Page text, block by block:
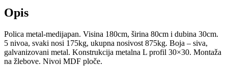
Opis
Polica metal-medijapan. Visina 180cm, širina 80cm i dubina 30cm.
5 nivoa, svaki nosi 175kg, ukupna nosivost 875kg. Boja – siva,
galvanizovani metal. Konstrukcija metalna L profil 30×30. Montaža
na žlebove. Nivoi MDF ploče.